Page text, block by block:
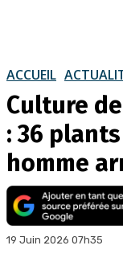
ACCUEIL
Culture
: 36
homme
19 Juin 2026 07h35